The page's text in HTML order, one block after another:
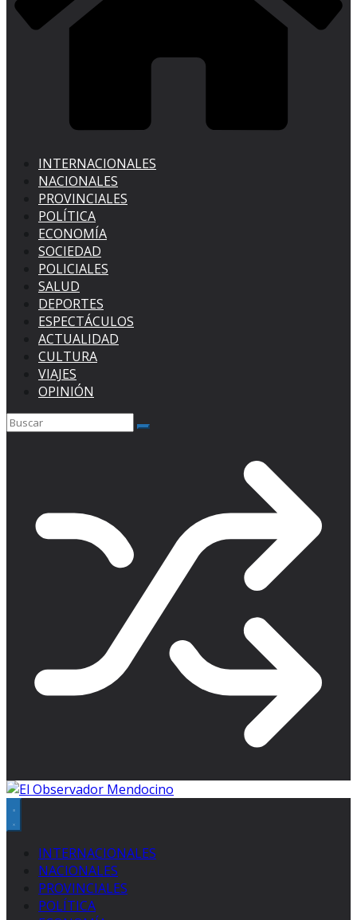
INTERNACIONALES
NACIONALES
PROVINCIALES
POLÍTICA
ECONOMÍA
SOCIEDAD
POLICIALES
SALUD
DEPORTES
ESPECTÁCULOS
ACTUALIDAD
CULTURA
VIAJES
OPINIÓN
INTERNACIONALES
NACIONALES
PROVINCIALES
POLÍTICA